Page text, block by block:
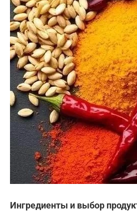
Ингредиенты и выбор